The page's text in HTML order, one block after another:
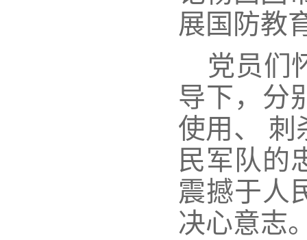
展国防教
党员们
导下，分
使用 、
刺
民军队的
震撼于人
决心意志